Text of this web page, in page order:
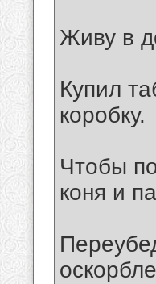
Живу в
Купил
коробку.
Чтобы
коня и